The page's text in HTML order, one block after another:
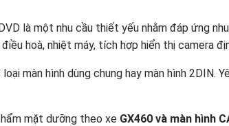
là một nhu cầu thiết yếu nhằm đáp ứng
hoà, nhiệt máy, tích hợp hiển thị camera
màn hình dùng chung hay màn hình
mặt dưỡng theo xe GX460 và màn hình